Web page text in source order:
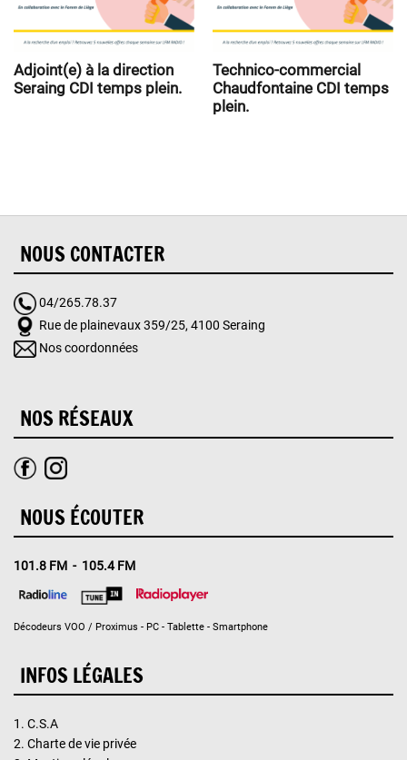
Adjoint(e) à la direction
Seraing CDI temps plein.
Technico-commercial
Chaudfontaine CDI temps
plein.
NOUS CONTACTER
04/265.78.37
Rue de plainevaux 359/25, 4100 Seraing
Nos coordonnées
NOS RÉSEAUX
NOUS ÉCOUTER
101.8 FM - 105.4 FM
Décodeurs VOO / Proximus - PC - Tablette - Smartphone
INFOS LÉGALES
1. C.S.A
2. Charte de vie privée